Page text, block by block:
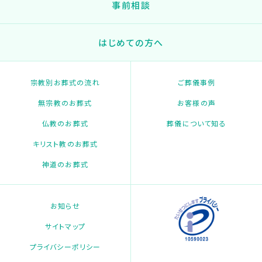
事前相談
はじめての方へ
宗教別お葬式の流れ
無宗教のお葬式
仏教のお葬式
キリスト教のお葬式
神道のお葬式
ご葬儀事例
お客様の声
葬儀について知る
お知らせ
サイトマップ
プライバシーポリシー